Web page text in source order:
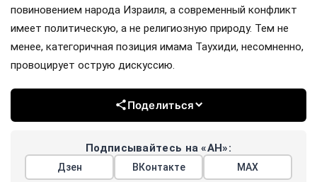
повиновением народа Израиля, а современный конфликт
имеет политическую, а не религиозную природу. Тем не
менее, категоричная позиция имама Таухиди, несомненно,
провоцирует острую дискуссию.
Поделиться
Подписывайтесь на «АН»:
Дзен ВКонтакте МАХ